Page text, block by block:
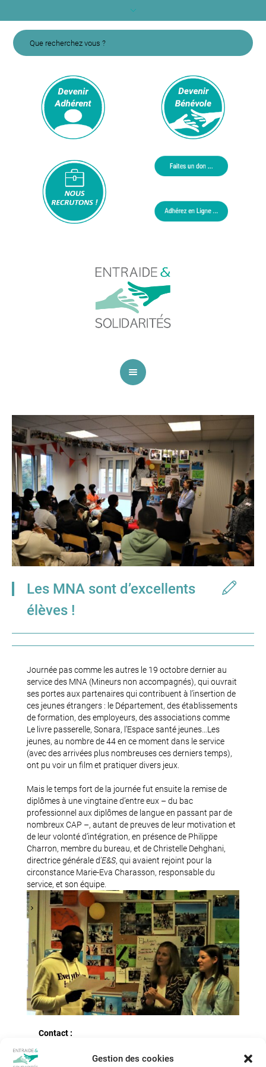
Gestion des cookies
Les MNA sont d’excellents
élèves !
Journée pas comme les autres le 19 octobre dernier au
service des MNA (Mineurs non accompagnés), qui ouvrait
ses portes aux partenaires qui contribuent à l’insertion de
ces jeunes étrangers : le Département, des établissements
de formation, des employeurs, des associations comme
Le livre passerelle, Sonara, l’Espace santé jeunes…Les
jeunes, au nombre de 44 en ce moment dans le service
(avec des arrivées plus nombreuses ces derniers temps),
ont pu voir un film et pratiquer divers jeux.
Mais le temps fort de la journée fut ensuite la remise de
diplômes à une vingtaine d’entre eux – du bac
professionnel aux diplômes de langue en passant par de
nombreux CAP –, autant de preuves de leur motivation et
de leur volonté d’intégration, en présence de Philippe
Charron, membre du bureau, et de Christelle Dehghani,
directrice générale d’E&S, qui avaient rejoint pour la
circonstance Marie-Eva Charasson, responsable du
service, et son équipe.
Contact :
02 47 67 14 25mna@entraide-et-solidarites.fr